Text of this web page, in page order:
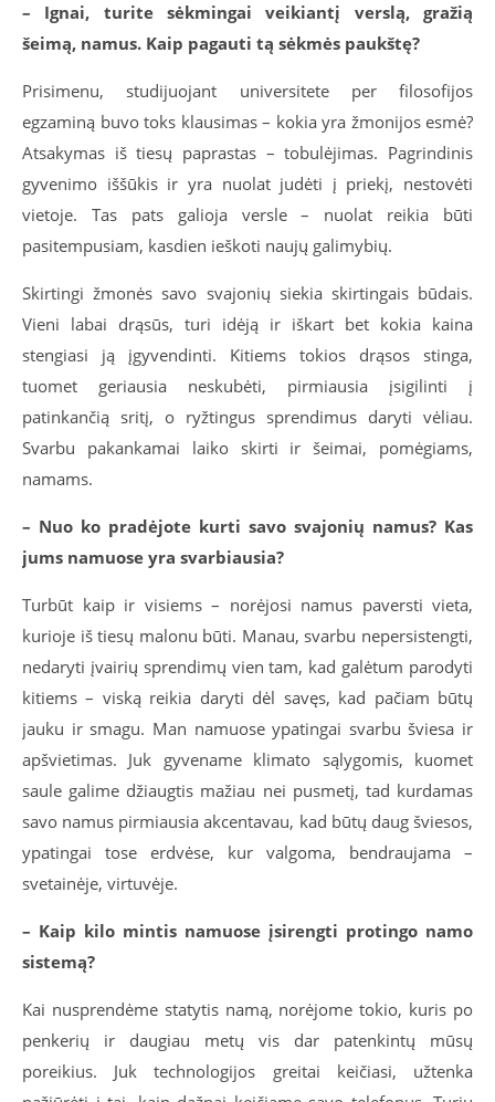
– Ignai, turite sėkmingai veikiantį verslą, gražią
šeimą, namus. Kaip pagauti tą sėkmės paukštę?
Prisimenu, studijuojant universitete per filosofijos
egzaminą buvo toks klausimas – kokia yra žmonijos esmė?
Atsakymas iš tiesų paprastas – tobulėjimas. Pagrindinis
gyvenimo iššūkis ir yra nuolat judėti į priekį, nestovėti
vietoje. Tas pats galioja versle – nuolat reikia būti
pasitempusiam, kasdien ieškoti naujų galimybių.
Skirtingi žmonės savo svajonių siekia skirtingais būdais.
Vieni labai drąsūs, turi idėją ir iškart bet kokia kaina
stengiasi ją įgyvendinti. Kitiems tokios drąsos stinga,
tuomet geriausia neskubėti, pirmiausia įsigilinti į
patinkančią sritį, o ryžtingus sprendimus daryti vėliau.
Svarbu pakankamai laiko skirti ir šeimai, pomėgiams,
namams.
– Nuo ko pradėjote kurti savo svajonių namus? Kas
jums namuose yra svarbiausia?
Turbūt kaip ir visiems – norėjosi namus paversti vieta,
kurioje iš tiesų malonu būti. Manau, svarbu nepersistengti,
nedaryti įvairių sprendimų vien tam, kad galėtum parodyti
kitiems – viską reikia daryti dėl savęs, kad pačiam būtų
jauku ir smagu. Man namuose ypatingai svarbu šviesa ir
apšvietimas. Juk gyvename klimato sąlygomis, kuomet
saule galime džiaugtis mažiau nei pusmetį, tad kurdamas
savo namus pirmiausia akcentavau, kad būtų daug šviesos,
ypatingai tose erdvėse, kur valgoma, bendraujama –
svetainėje, virtuvėje.
– Kaip kilo mintis namuose įsirengti protingo namo
sistemą?
Kai nusprendėme statytis namą, norėjome tokio, kuris po
penkerių ir daugiau metų vis dar patenkintų mūsų
poreikius. Juk technologijos greitai keičiasi, užtenka